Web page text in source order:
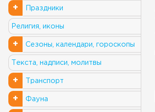
+ Праздники
Религия, иконы
+ Сезоны, календари, гороскопы
Текста, надписи, молитвы
+ Транспорт
+ Фауна